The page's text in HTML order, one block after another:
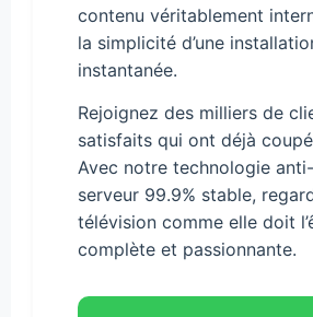
contenu véritablement
la simplicité d’une
instantanée.
Rejoignez des milliers de
satisfaits qui ont déjà
Avec notre technologie
serveur 99.9% stable,
télévision comme elle doit
complète et passionnante.